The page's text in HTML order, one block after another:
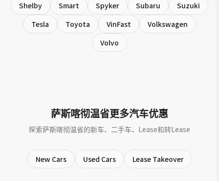
Shelby
Smart Spyker Subaru
Suzuki
Tesla
Toyota VinFast
Volkswagen
Volvo
萨斯喀彻温省更多汽车优惠
探索萨斯喀彻温省的新车、二手车、Lease和转Lease
New Cars Used Cars Lease Takeover